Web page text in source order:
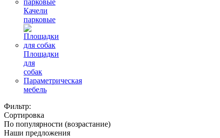
Качели
парковые
Площадки
для
собак
Параметрическая
мебель
Фильтр:
Сортировка
По популярности (возрастание)
Наши предложения